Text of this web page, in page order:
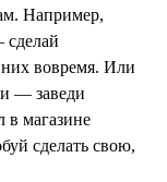
Например,
вовремя. Или
— заведи
в магазине
сделать свою,